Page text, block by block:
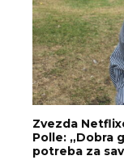
Zvezda
Polle: „Dobra
potreba za